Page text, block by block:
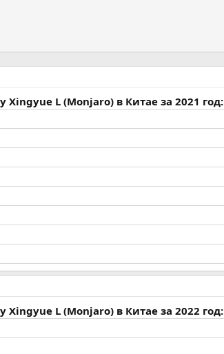
Xingyue L (Monjaro) в Китае за 2021 год:
Xingyue L (Monjaro) в Китае за 2022 год: